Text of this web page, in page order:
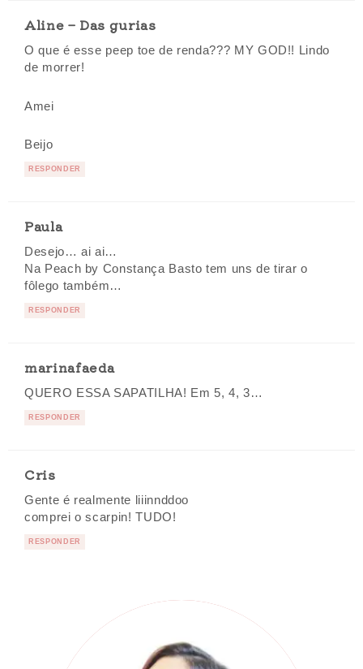
Aline – Das gurias
O que é esse peep toe de renda??? MY GOD!! Lindo
de morrer!
Amei
Beijo
RESPONDER
Paula
Desejo… ai ai…
Na Peach by Constança Basto tem uns de tirar o
fôlego também…
RESPONDER
marinafaeda
QUERO ESSA SAPATILHA! Em 5, 4, 3…
RESPONDER
Cris
Gente é realmente liiinnddoo
comprei o scarpin! TUDO!
RESPONDER